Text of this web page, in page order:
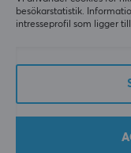
Tjocklek
3 mm
Djup
besökarstatistik.
intresseprofil som ligger